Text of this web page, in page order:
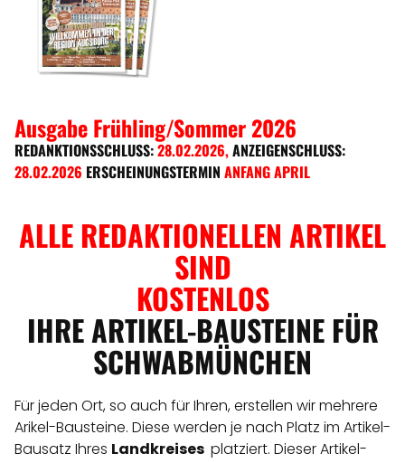
Ausgabe Frühling/Sommer 2026
REDANKTIONSSCHLUSS:28.02.2026,ANZEIGENSCHLUSS:
28.02.2026 ERSCHEINUNGSTERMIN ANFANG APRIL
ALLE REDAKTIONELLEN ARTIKEL
SIND
KOSTENLOS
IHRE ARTIKEL-BAUSTEINE FÜR
SCHWABMÜNCHEN
Für jeden Ort, so auch für Ihren, erstellen wir mehrere
Arikel-Bausteine. Diese werden je nach Platz im Artikel-
Bausatz Ihres Landkreises platziert. Dieser Artikel-